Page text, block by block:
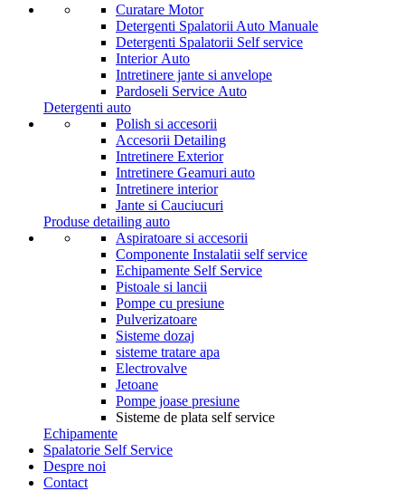
Curatare Motor
Detergenti Spalatorii Auto Manuale
Detergenti Spalatorii Self service
Interior Auto
Intretinere jante si anvelope
Pardoseli Service Auto
Detergenti auto
Polish si accesorii
Accesorii Detailing
Intretinere Exterior
Intretinere Geamuri auto
Intretinere interior
Jante si Cauciucuri
Produse detailing auto
Aspiratoare si accesorii
Componente Instalatii self service
Echipamente Self Service
Pistoale si lancii
Pompe cu presiune
Pulverizatoare
Sisteme dozaj
sisteme tratare apa
Electrovalve
Jetoane
Pompe joase presiune
Sisteme de plata self service
Echipamente
Spalatorie Self Service
Despre noi
Contact